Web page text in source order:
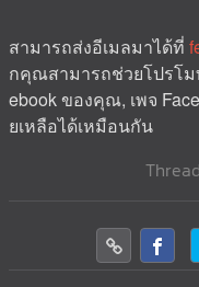
สามารถส่งอีเมลมาได้ที่
กคุณสามารถช่วยโปรโม
ebook ของคุณ, เพจ
ยเหลือได้เหมือนกัน